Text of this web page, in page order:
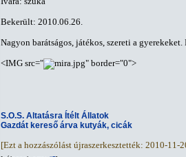
Bekerült: 2010.06.26.
Nagyon barátságos, játékos, szereti a
<IMG src=" " border="0">
S.O.S. Altatásra Ítélt Állatok
Gazdát kereső árva kutyák, cicák
[Ezt a hozzászólást újraszerkesztették: 2010-11-